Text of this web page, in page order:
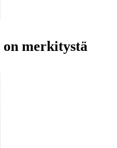
merkitystä